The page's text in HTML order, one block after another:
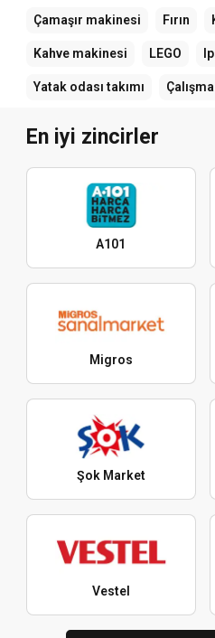
Çamaşır makinesi Fırın
Kahve makinesi LEGO
Yatak odası takımı
En iyi zincirler
A101
Migros
Şok Market
Vestel